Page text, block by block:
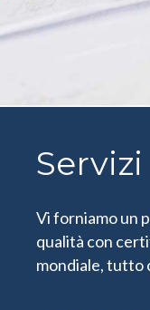
Da due
pavimenti, scale
esclusivisti del
Servizi
Vi forniamo un
qualità con
mondiale, tutto
News
Presso il nostro
di pavimenti
battiscopa.